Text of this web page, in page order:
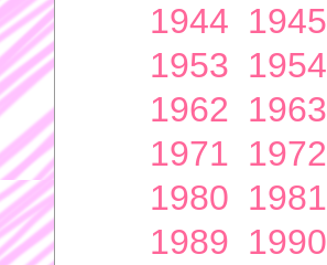
1944 1945
1953 1954
1962 1963
1971 1972
1980 1981
1989 1990